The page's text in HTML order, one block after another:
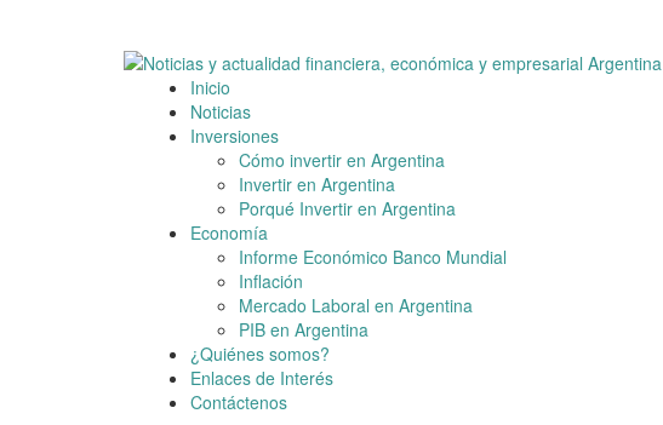
Inicio
Noticias
Inversiones
Cómo invertir en Argentina
Invertir en Argentina
Porqué Invertir en Argentina
Economía
Informe Económico Banco Mundial
Inflación
Mercado Laboral en Argentina
PIB en Argentina
¿Quiénes somos?
Enlaces de Interés
Contáctenos